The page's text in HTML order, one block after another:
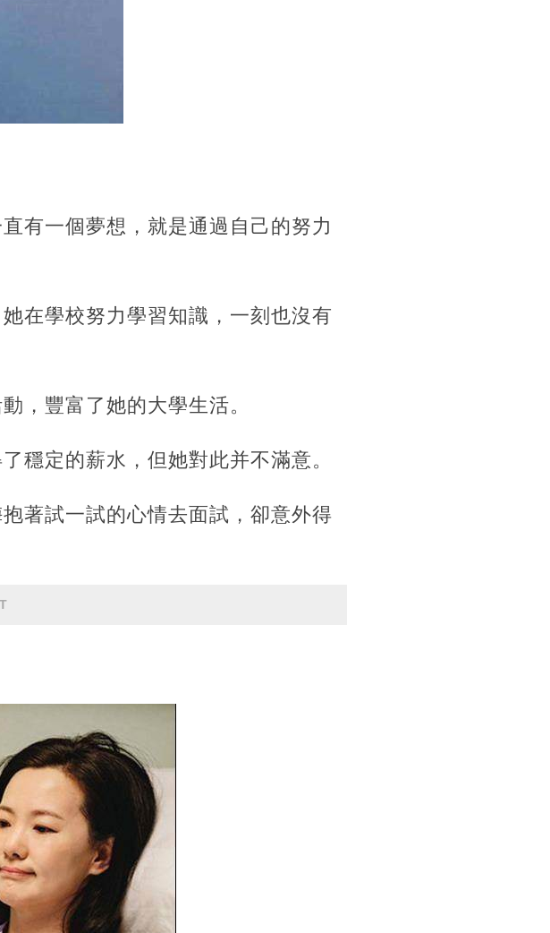
有一個夢想，就是通過自己的努力
在學校努力學習知識，一刻也沒有
，豐富了她的大學生活。
穩定的薪水，但她對此并不滿意。
著試一試的心情去面試，卻意外得